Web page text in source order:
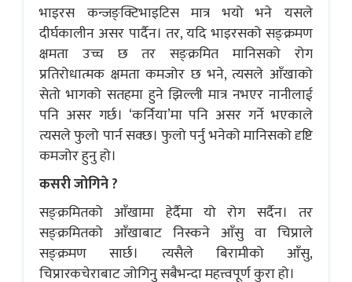
भाइरस कन्जङ्क्टिभाइटिस मात्र भयो भने यसले
दीर्घकालीन असर पार्दैन। तर, यदि भाइरसको सङ्क्रमण
क्षमता उच्च छ तर सङ्क्रमित मानिसको रोग
प्रतिरोधात्मक क्षमता कमजोर छ भने, त्यसले आँखाको
सेतो भागको सतहमा हुने झिल्ली मात्र नभएर नानीलाई
पनि असर गर्छ। ‘कर्निया’मा पनि असर गर्ने भएकाले
त्यसले फुलो पार्न सक्छ। फुलो पर्नु भनेको मानिसको दृष्टि
कमजोर हुनु हो।
कसरी जोगिने ?
सङ्क्रमितको आँखामा हेर्दैमा यो रोग सर्दैन। तर
सङ्क्रमितको आँखाबाट निस्कने आँसु वा चिप्राले
सङ्क्रमण सार्छ। त्यसैले बिरामीको आँसु,
चिप्रारकचेराबाट जोगिनु सबैभन्दा महत्त्वपूर्ण कुरा हो।